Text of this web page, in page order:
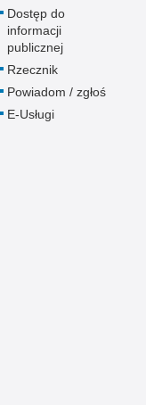
Dostęp do
informacji
publicznej
Rzecznik
Powiadom / zgłoś
E-Usługi